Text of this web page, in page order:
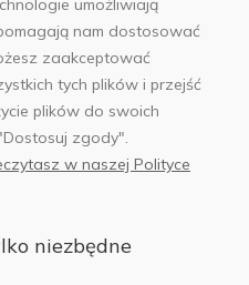
C 60 W Biały -
umożliwiają
nam dostosować
zaakceptować
tych plików i przejść
plików do swoich
zgody".
w naszej Polityce
niezbędne